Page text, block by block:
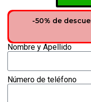
-50% de
Nombre y Apellido
Número de teléfono